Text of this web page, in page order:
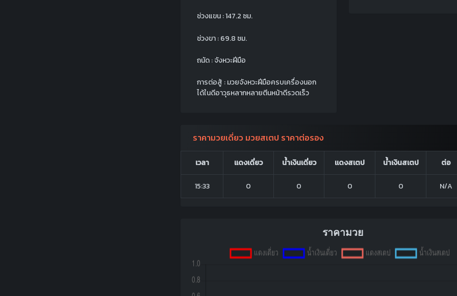
ช่วงแขน : 147.2 ซม.
ช่วงขา : 69.8 ซม.
ถนัด : จังหวะฝีมือ
การต่อสู้ : มวยจังหวะฝีมือครบเครื่องนอก
ได้ในดีอาวุธหลากหลายตีนหน้าดีรวดเร็ว
ราคามวยเดี่ยว มวยสเตป ราคาต่อรอง
เวลา แดงเดี่ยว น้ำเงินเดี่ยว แดงสเตป น้ำเงินสเตป ต่อ
15:33 0 0 0 0 N/A
ราคามวย